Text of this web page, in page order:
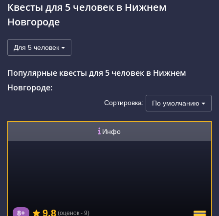
Праздники
Расписание
Рейтинги
На карте
Сертификаты
Квесты для 5 человек в Нижнем
Новгороде
Для 5 человек
Популярные квесты для 5 человек в Нижнем
Новгороде:
Сортировка: По умолчанию
Инфо
8+ 9.8 (оценок - 9)